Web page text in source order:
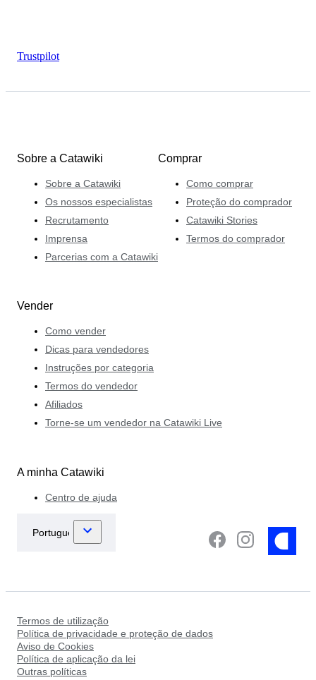
Trustpilot
Sobre a Catawiki
Sobre a Catawiki
Os nossos especialistas
Recrutamento
Imprensa
Parcerias com a Catawiki
Comprar
Como comprar
Proteção do comprador
Catawiki Stories
Termos do comprador
Vender
Como vender
Dicas para vendedores
Instruções por categoria
Termos do vendedor
Afiliados
Torne-se um vendedor na Catawiki Live
A minha Catawiki
Centro de ajuda
Termos de utilização
Política de privacidade e proteção de dados
Aviso de Cookies
Política de aplicação da lei
Outras políticas